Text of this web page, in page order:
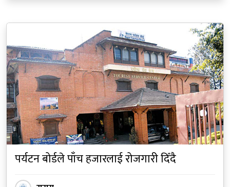
पर्यटन बोर्डले पाँच हजारलाई रोजगारी दिँदै